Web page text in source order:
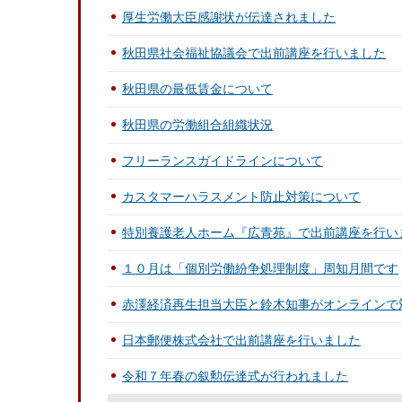
厚生労働大臣感謝状が伝達されました
秋田県社会福祉協議会で出前講座を行いました
秋田県の最低賃金について
秋田県の労働組合組織状況
フリーランスガイドラインについて
カスタマーハラスメント防止対策について
特別養護老人ホーム『広青苑』で出前講座を行い
１０月は「個別労働紛争処理制度」周知月間です
赤澤経済再生担当大臣と鈴木知事がオンラインで
日本郵便株式会社で出前講座を行いました
令和７年春の叙勲伝達式が行われました